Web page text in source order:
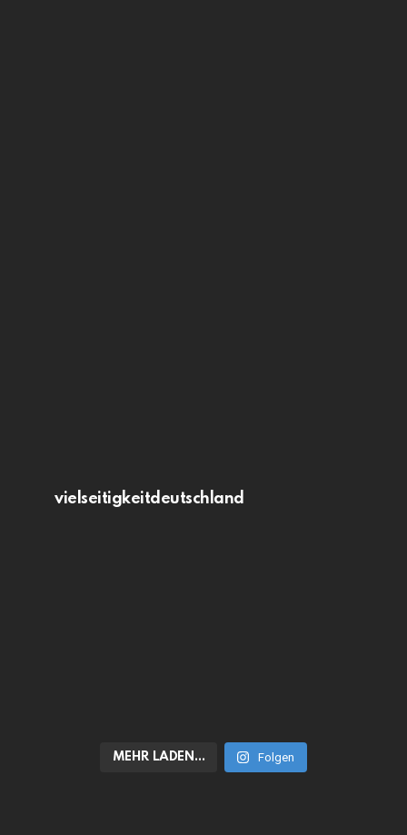
vielseitigkeitdeutschland
MEHR LADEN… Folgen